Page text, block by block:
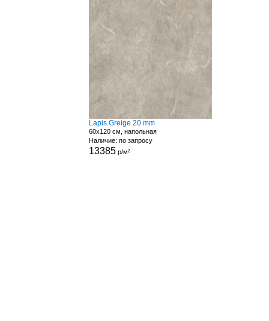
Lapis Greige 20 mm
60x120 см, напольная
Наличие: по запросу
13385 р/м²